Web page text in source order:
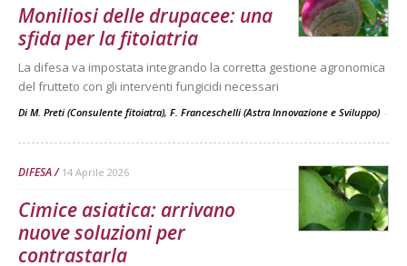
Moniliosi delle drupacee: una
sfida per la fitoiatria
La difesa va impostata integrando la corretta gestione agronomica
del frutteto con gli interventi fungicidi necessari
Di M. Preti (Consulente fitoiatra), F. Franceschelli (Astra Innovazione e Sviluppo) -
DIFESA 14 Aprile 2026
Cimice asiatica: arrivano
nuove soluzioni per
contrastarla